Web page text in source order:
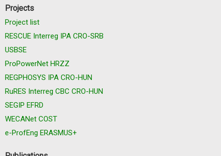
Projects
Project list
RESCUE Interreg IPA CRO-SRB
USBSE
ProPowerNet HRZZ
REGPHOSYS IPA CRO-HUN
RuRES Interreg CBC CRO-HUN
SEGIP EFRD
WECANet COST
e-ProfEng ERASMUS+